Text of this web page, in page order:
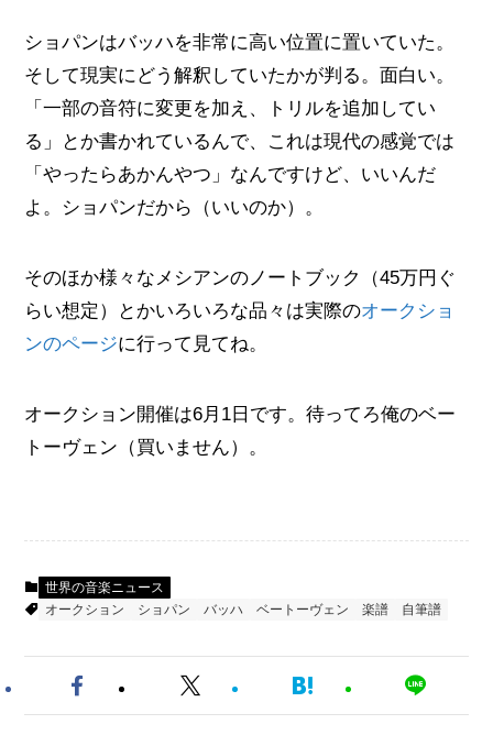
ショパンはバッハを非常に高い位置に置いていた。
そして現実にどう解釈していたかが判る。面白い。
「一部の音符に変更を加え、トリルを追加してい
る」とか書かれているんで、これは現代の感覚では
「やったらあかんやつ」なんですけど、いいんだ
よ。ショパンだから（いいのか）。
そのほか様々なメシアンのノートブック（45万円ぐ
らい想定）とかいろいろな品々は実際のオークショ
ンのページに行って見てね。
オークション開催は6月1日です。待ってろ俺のベー
トーヴェン（買いません）。
世界の音楽ニュース
オークション
ショパン バッハ ベートーヴェン 楽譜 自筆譜